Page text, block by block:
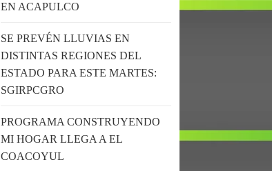
EN ACAPULCO
SE PREVÉN LLUVIAS EN
DISTINTAS REGIONES DEL
ESTADO PARA ESTE MARTES:
SGIRPCGRO
PROGRAMA CONSTRUYENDO
MI HOGAR LLEGA A EL
COACOYUL